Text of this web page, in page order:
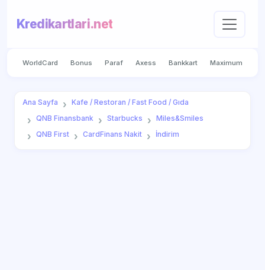
Kredikartlari.net
WorldCard Bonus Paraf Axess Bankkart Maximum
Ana Sayfa
Kafe / Restoran / Fast Food / Gıda
QNB Finansbank
Starbucks
Miles&Smiles
QNB First
CardFinans Nakit İndirim